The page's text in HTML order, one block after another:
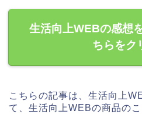
生活向上WEBの感想
ちらをク
こちらの記事は、生活向上
て、生活向上WEBの商品の